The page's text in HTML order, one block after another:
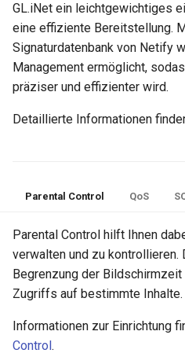
GL.iNet ein leichtgewichtiges
eine effiziente Bereitstellung.
Signaturdatenbank von Netify
Management ermöglicht,
präziser und effizienter wird.
Detaillierte Informationen
Parental Control QoS
Parental Control hilft Ihnen
verwalten und zu kontrollieren.
Begrenzung der
Zugriffs auf bestimmte Inhalte.
Informationen zur Einrichtung
Control.